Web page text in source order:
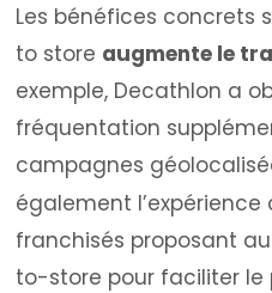
Les bénéfices concrets
to store augmente le
exemple, Decathlon a
fréquentation
campagnes
également l’expérience
franchisés proposant
to-store pour faciliter le